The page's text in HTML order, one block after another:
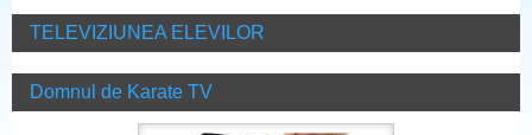
TELEVIZIUNEA ELEVILOR
Domnul de Karate TV